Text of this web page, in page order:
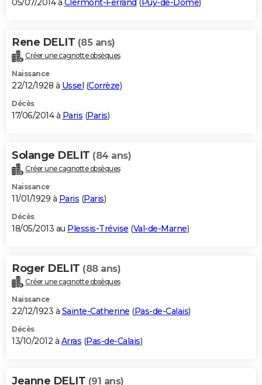
05/07/2014 à Clermont-Ferrand (Puy-de-Dôme)
Rene DELIT (85 ans)
Créer une cagnotte obsèques
Naissance
22/12/1928 à Ussel (Corrèze)
Décès
17/06/2014 à Paris (Paris)
Solange DELIT (84 ans)
Créer une cagnotte obsèques
Naissance
11/01/1929 à Paris (Paris)
Décès
18/05/2013 au Plessis-Trévise (Val-de-Marne)
Roger DELIT (88 ans)
Créer une cagnotte obsèques
Naissance
22/12/1923 à Sainte-Catherine (Pas-de-Calais)
Décès
13/10/2012 à Arras (Pas-de-Calais)
Jeanne DELIT (91 ans)